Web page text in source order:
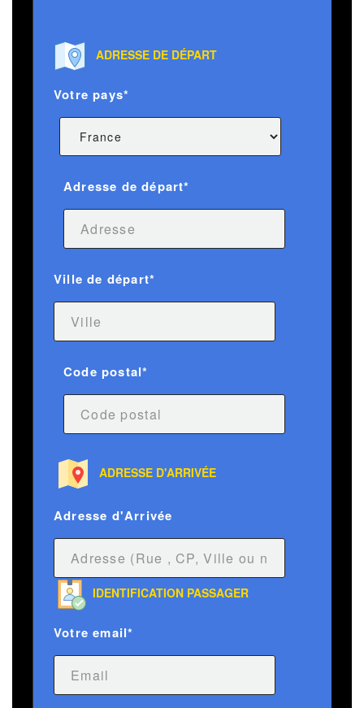
ADRESSE DE DÉPART
Votre pays*
Adresse de départ*
Ville de départ*
Code postal*
ADRESSE D'ARRIVÉE
Adresse d'Arrivée
IDENTIFICATION PASSAGER
Votre email*